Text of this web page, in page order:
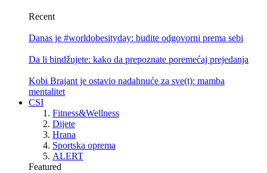
Recent
Danas je #worldobesityday: budite odgovorni prema sebi
Da li bindžujete: kako da prepoznate poremećaj prejedanja
Kobi Brajant je ostavio nadahnuće za sve(t): mamba
mentalitet
CSI
Fitness&Wellness
Dijete
Hrana
Sportska oprema
ALERT
Featured